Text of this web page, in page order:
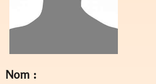
Nom :